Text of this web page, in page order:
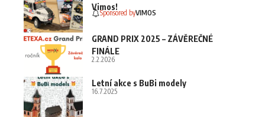
Vimos!
Sponsored byVIMOS
GRAND PRIX 2025 – ZÁVĚREČNÉ
FINÁLE
2.2.2026
Letní akce s BuBi modely
16.7.2025